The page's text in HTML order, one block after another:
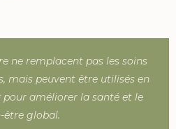
ne remplacent pas les soins
mais peuvent être utilisés en
améliorer la santé et le
être global.